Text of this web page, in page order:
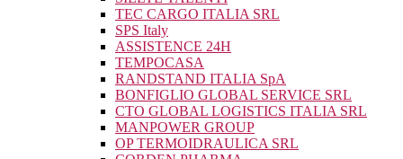
TEC CARGO ITALIA SRL
SPS Italy
ASSISTENCE 24H
TEMPOCASA
RANDSTAND ITALIA SpA
BONFIGLIO GLOBAL SERVICE SRL
CTO GLOBAL LOGISTICS ITALIA SRL
MANPOWER GROUP
OP TERMOIDRAULICA SRL